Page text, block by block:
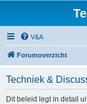
V&A
Forumoverzicht
Techniek &
Dit beleid legt in detail